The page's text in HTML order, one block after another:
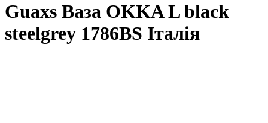
Guaxs Ваза OKKA L black
steelgrey 1786BS Італія